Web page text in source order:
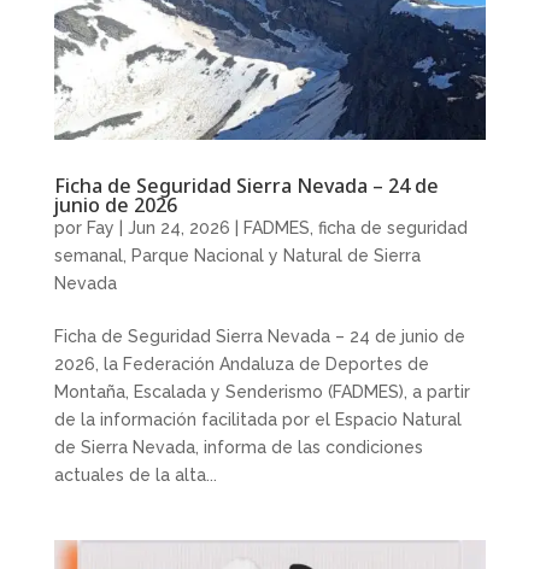
Ficha de Seguridad Sierra Nevada – 24 de
junio de 2026
por Fay Jun 24, 2026 FADMES, ficha de seguridad
semanal, Parque Nacional y Natural de Sierra
Nevada
Ficha de Seguridad Sierra Nevada – 24 de junio de
2026, la Federación Andaluza de Deportes de
Montaña, Escalada y Senderismo (FADMES), a partir
de la información facilitada por el Espacio Natural
de Sierra Nevada, informa de las condiciones
actuales de la alta...